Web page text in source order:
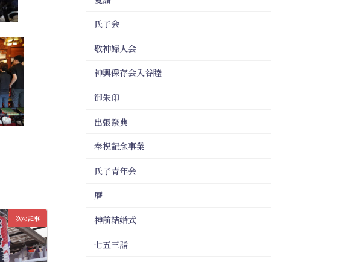
次の記事
氏子会
敬神婦人会
神輿保存会入谷睦
御朱印
出張祭典
奉祝記念事業
氏子青年会
暦
神前結婚式
七五三詣